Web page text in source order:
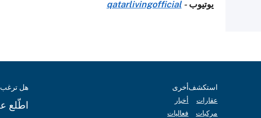
يوتيوب -
qatarlivingofficial
استكشف
عقارات
مركبات
أخرى
أخبار
فعاليات
هل ترغب
اطّلع